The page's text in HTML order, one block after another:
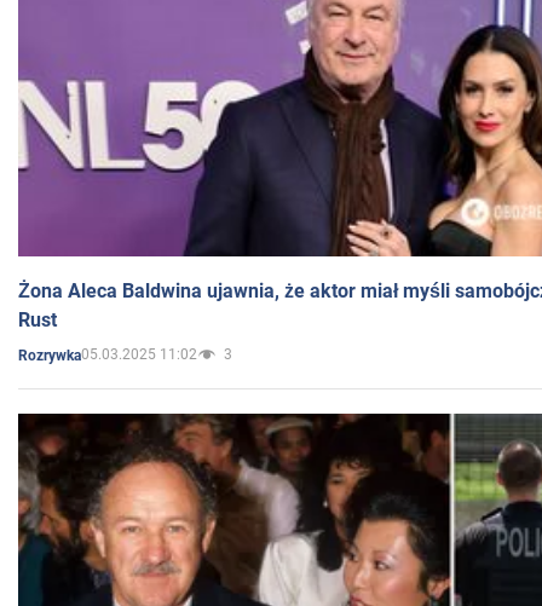
Żona Aleca Baldwina ujawnia, że aktor miał myśli
Rust
Rozrywka05.03.2025 11:02 3